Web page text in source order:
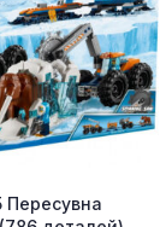
Пересувна